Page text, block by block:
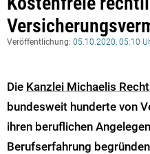
Veröffentlichung: 05.10.2020, 05:10
Die Kanzlei Michaelis
bundesweit hunderte von
ihren beruflichen
Berufserfahrung